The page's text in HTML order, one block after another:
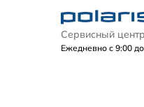
Сервисный
Ежедневно с 9:00